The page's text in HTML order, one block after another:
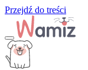
Przejdź do treści